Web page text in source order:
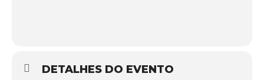
DETALHES DO EVENTO